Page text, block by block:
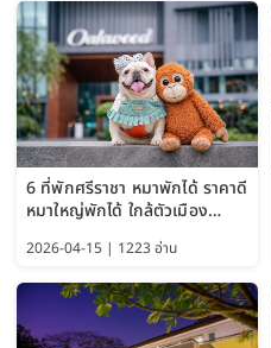
6 ที่พักศรีราชา หมาพักได้ ราคาดี
หมาใหญ่พักได้ ใกล้ตัวเมือง
2026-04-15 | 1223 อ่าน